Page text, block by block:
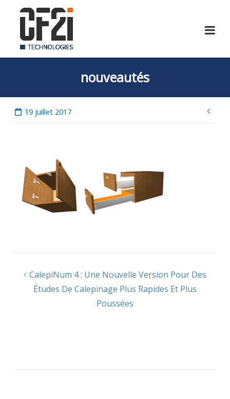
content
nouveautés
19 juillet 2017
Navigation
CalepiNum 4 : Une Nouvelle Version Pour Des
Études De Calepinage Plus Rapides Et Plus
Poussées